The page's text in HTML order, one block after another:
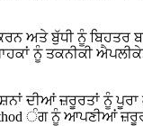
ਅਤੇ ਬੁੱਧੀ ਨੂੰ
ਨੂੰ ਤਕਨੀਕੀ
ਦੀਆਂ ਜ਼ਰੂਰਤਾਂ ਨੂੰ
ੰਗ ਨੂੰ ਆਪਣੀਆਂ